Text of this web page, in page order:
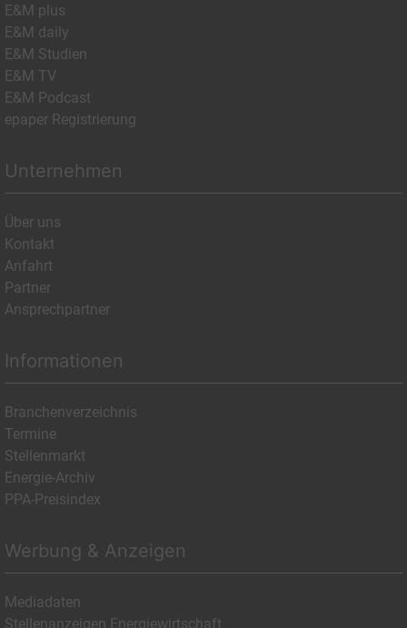
E&M plus
E&M daily
E&M Studien
E&M TV
E&M Podcast
epaper Registrierung
Unternehmen
Über uns
Kontakt
Anfahrt
Partner
Ansprechpartner
Informationen
Branchenverzeichnis
Termine
Stellenmarkt
Energie-Archiv
PPA-Preisindex
Werbung & Anzeigen
Mediadaten
Stellenanzeigen Energiewirtschaft